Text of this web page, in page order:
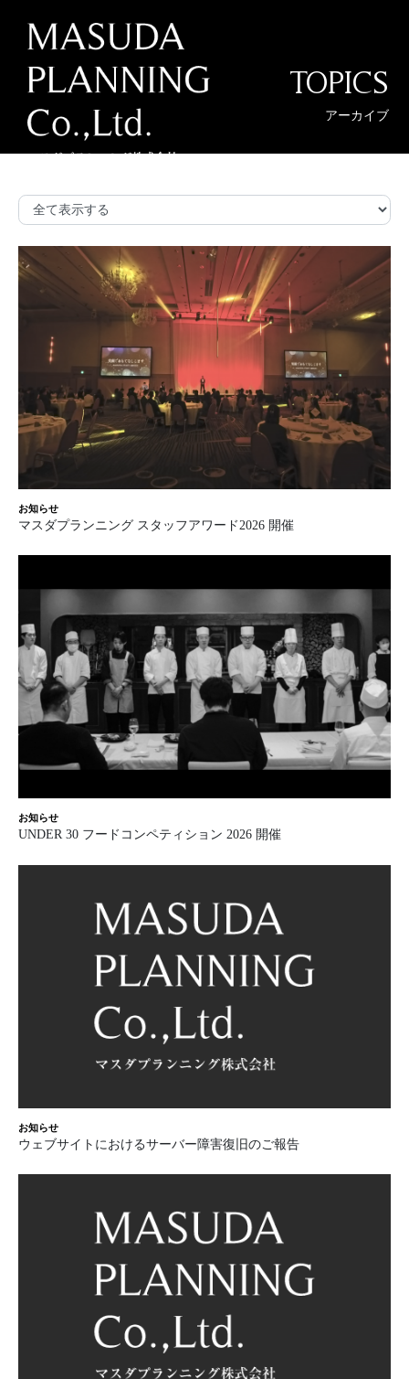
TOPICS
アーカイブ
お知らせ
マスダプランニング スタッフアワード2026 開催
お知らせ
UNDER 30 フードコンペティション 2026 開催
お知らせ
ウェブサイトにおけるサーバー障害復旧のご報告